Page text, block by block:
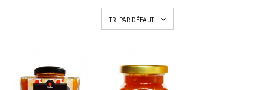
TRI PAR DÉFAUT